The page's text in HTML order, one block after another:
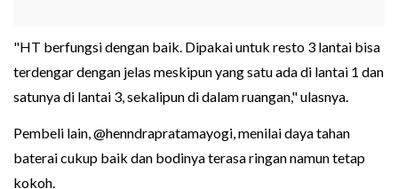
"HT berfungsi dengan baik. Dipakai untuk resto 3 lantai bisa
terdengar dengan jelas meskipun yang satu ada di lantai 1 dan
satunya di lantai 3, sekalipun di dalam ruangan," ulasnya.
Pembeli lain, @henndrapratamayogi, menilai daya tahan
baterai cukup baik dan bodinya terasa ringan namun tetap
kokoh.